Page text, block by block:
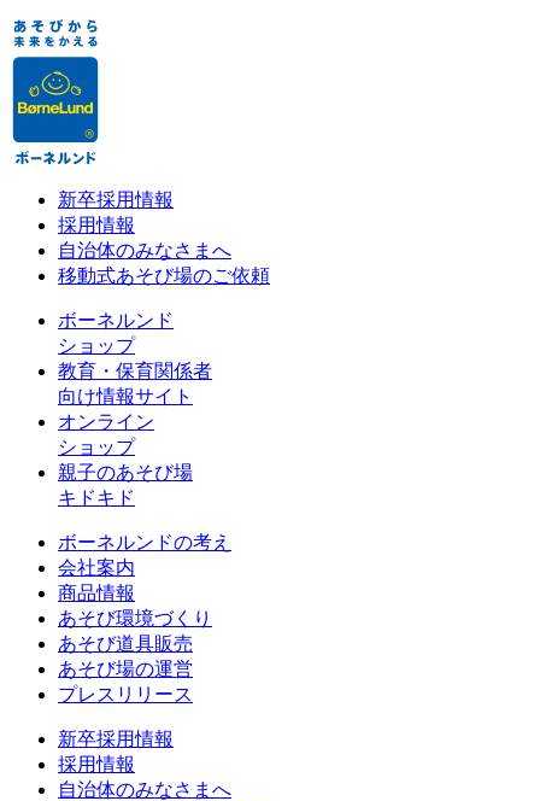
新卒採用情報
採用情報
自治体のみなさまへ
移動式あそび場のご依頼
ボーネルンド
ショップ
教育・保育関係者
向け情報サイト
オンライン
ショップ
親子のあそび場
キドキド
ボーネルンドの考え
会社案内
商品情報
あそび環境づくり
あそび道具販売
あそび場の運営
プレスリリース
新卒採用情報
採用情報
自治体のみなさまへ